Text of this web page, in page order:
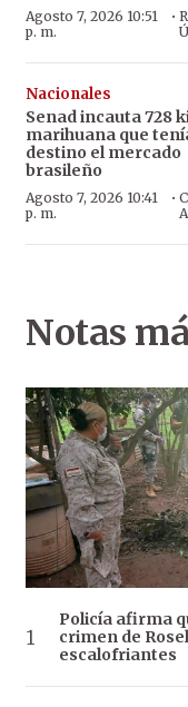
Agosto 7, 2026 10:51
p. m.
·
Nacionales
Senad incauta 728
marihuana que
destino el mercado
brasileño
Agosto 7, 2026 10:41
p. m.
·
Notas
Policía afirma
crimen de
escalofriantes